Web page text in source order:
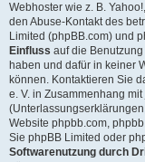
Webhoster wie z. B.
den Abuse-Kontakt des
Limited (phpBB.com) und
Einfluss auf die
haben und dafür in keiner
können. Kontaktieren Sie
e. V. in Zusammenhang
Website phpbb.com,
Sie phpBB Limited oder
Softwarenutzung durch